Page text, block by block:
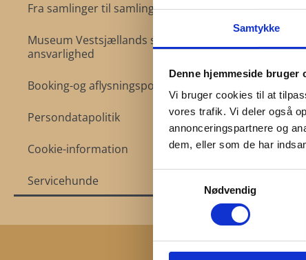
Samtykke
Denne hjemmeside bruger
Vi bruger cookies til at
vores trafik. Vi deler også
annonceringspartnere og
dem, eller som de har
Nødvendig
Fra samlinger til samling
Museum Vestsjællands sociale
ansvarlighed
Booking-og aflysningspolitik
Persondatapolitik
Cookie-information
Servicehunde
den